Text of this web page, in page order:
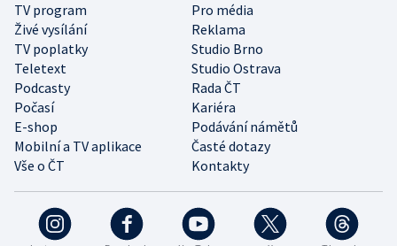
TV program
Pro média
Živé vysílání
Reklama
TV poplatky
Studio Brno
Teletext
Studio Ostrava
Podcasty
Rada ČT
Počasí
Kariéra
E-shop
Podávání námětů
Mobilní a TV aplikace
Časté dotazy
Vše o ČT
Kontakty